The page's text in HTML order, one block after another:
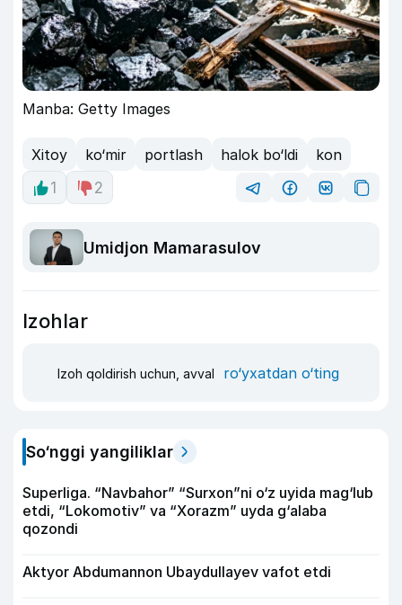
Manba: Getty Images
Xitoy ko‘mir portlash halok bo‘ldi
kon
1
2
Umidjon Mamarasulov
Izohlar
Izoh qoldirish uchun, avval ro‘yxatdan o‘ting
So‘nggi yangiliklar
Superliga. “Navbahor” “Surxon”ni o‘z uyida mag‘lub
etdi, “Lokomotiv” va “Xorazm” uyda g‘alaba
qozondi
Aktyor Abdu­mannon Ubaydullayev vafot etdi